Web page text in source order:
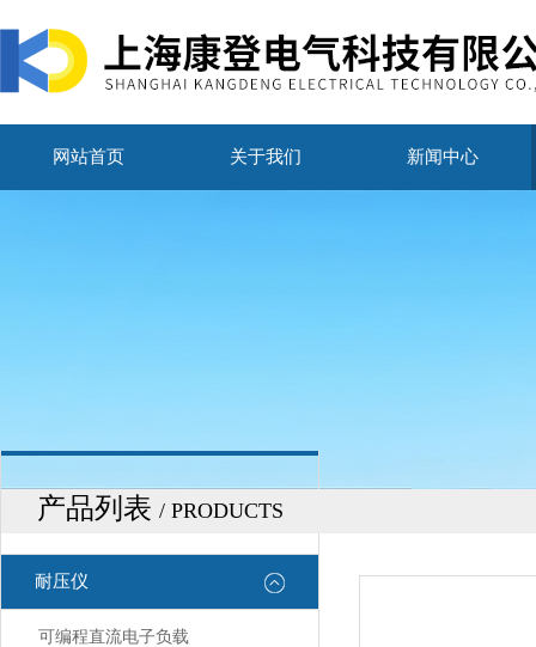
网站首页 关于我们 新闻中心
产品列表 / PRODUCTS
耐压仪
可编程直流电子负载